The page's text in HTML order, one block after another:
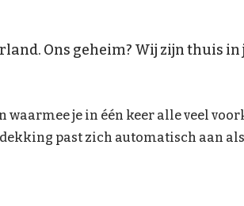
Ons geheim? Wij zijn thuis in
je in één keer alle veel
dekking past zich automatisch aan